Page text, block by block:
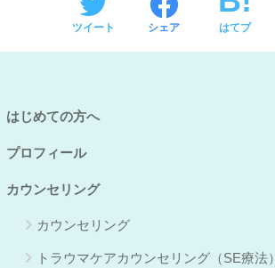
ツイート シェア はてブ
はじめての方へ
プロフィール
カウンセリング
カウンセリング
トラウマケアカウンセリング（SE療法）